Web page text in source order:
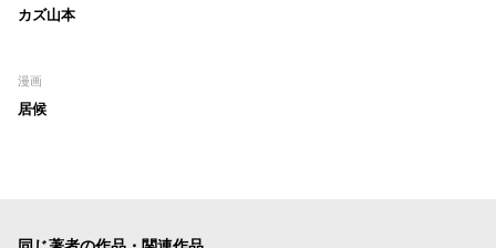
カズ山本
漫画
居候